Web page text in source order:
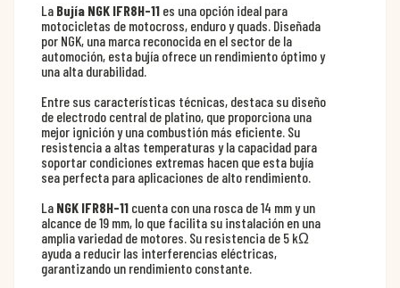
La Bujía NGK IFR8H-11 es una opción ideal para
motocicletas de motocross, enduro y quads. Diseñada
por NGK, una marca reconocida en el sector de la
automoción, esta bujía ofrece un rendimiento óptimo y
una alta durabilidad.
Entre sus características técnicas, destaca su diseño
de electrodo central de platino, que proporciona una
mejor ignición y una combustión más eficiente. Su
resistencia a altas temperaturas y la capacidad para
soportar condiciones extremas hacen que esta bujía
sea perfecta para aplicaciones de alto rendimiento.
La NGK IFR8H-11 cuenta con una rosca de 14 mm y un
alcance de 19 mm, lo que facilita su instalación en una
amplia variedad de motores. Su resistencia de 5 kΩ
ayuda a reducir las interferencias eléctricas,
garantizando un rendimiento constante.